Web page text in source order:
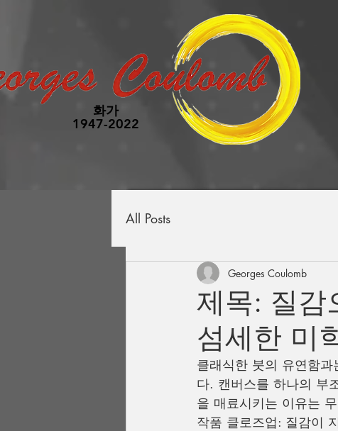
화가
1947-2022
All Posts
제목: 질감
섬세한 미
Georges Coulomb
클래식한 붓의 유연함
다. 캔버스를 하나의 부
을 매료시키는 이유는
작품 클로즈업: 질감이